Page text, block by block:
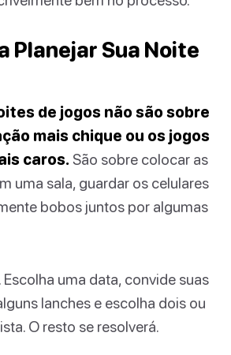
Planejar Sua Noite
de jogos não são sobre
mais chique ou os jogos
caros. São sobre colocar as
uma sala, guardar os celulares
bobos juntos por algumas
uma data, convide suas
lanches e escolha dois ou
O resto se resolverá.